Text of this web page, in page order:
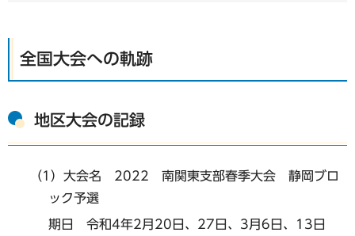
全国大会への軌跡
地区大会の記録
（1）大会名 2022 南関東支部春季大会 静岡ブロ
ック予選
期日 令和4年2月20日、27日、3月6日、13日